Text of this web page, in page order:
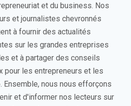
et du business. Nos
et journalistes chevronnés
à fournir des actualités
sur les grandes entreprises
et à partager des conseils
pour les entrepreneurs et les
Ensemble, nous nous efforçons
et d'informer nos lecteurs sur